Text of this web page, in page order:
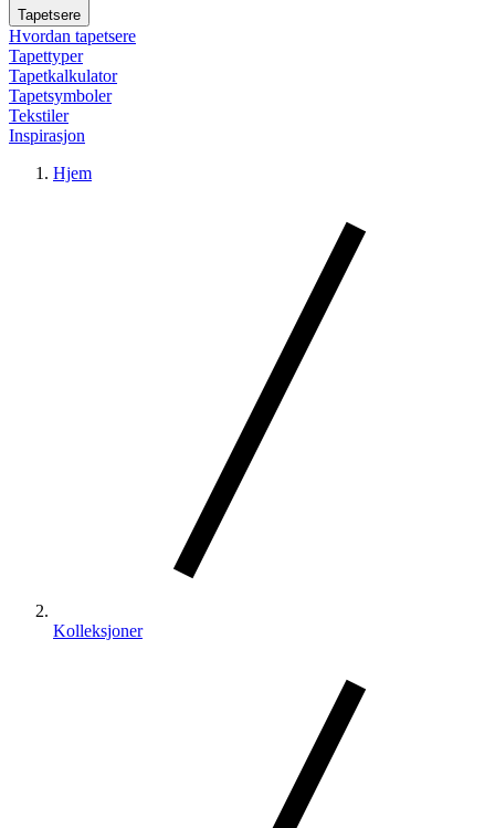
Tapetsere
Hvordan tapetsere
Tapettyper
Tapetkalkulator
Tapetsymboler
Tekstiler
Inspirasjon
Hjem
Kolleksjoner